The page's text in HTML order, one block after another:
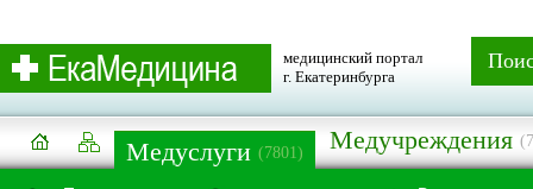
медицинский портал
г. Екатеринбурга
Медуслуги (7801) Медучреждения